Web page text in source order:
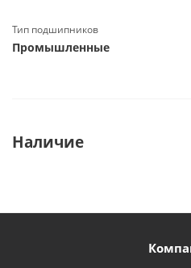
Тип подшипников
Промышленные
Наличие